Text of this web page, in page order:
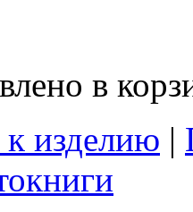
в
изделию |